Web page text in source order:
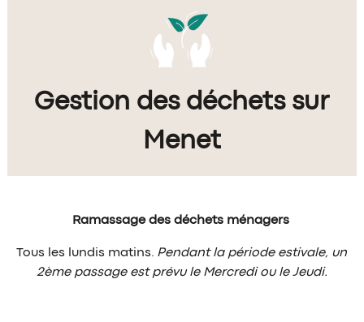
Gestion des déchets sur
Menet
Ramassage des déchets ménagers
Tous les lundis matins. Pendant la période estivale, un
2ème passage est prévu le Mercredi ou le Jeudi.